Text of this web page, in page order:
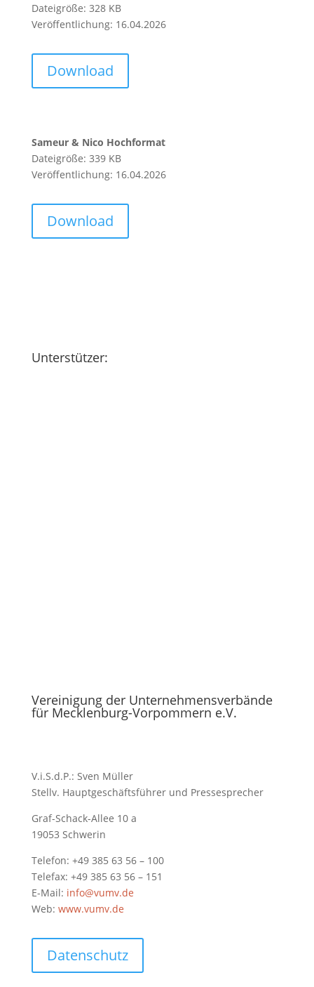
Dateigröße: 328 KB
Veröffentlichung: 16.04.2026
Download
Sameur & Nico Hochformat
Dateigröße: 339 KB
Veröffentlichung: 16.04.2026
Download
Unterstützer:
Vereinigung der Unternehmensverbände
für Mecklenburg-Vorpommern e.V.
V.i.S.d.P.: Sven Müller
Stellv. Hauptgeschäftsführer und Pressesprecher
Graf-Schack-Allee 10 a
19053 Schwerin
Telefon: +49 385 63 56 – 100
Telefax: +49 385 63 56 – 151
E-Mail: info@vumv.de
Web: www.vumv.de
Datenschutz